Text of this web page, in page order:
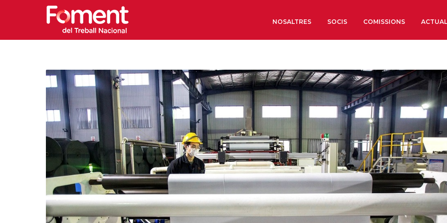
NOSALTRES
Òrgans de Govern
Òrgans Consultius
Estructura Executiva
Institut d’Estudis
Societat Barcelonesa
Econòmics i Socials
Organitzacions
Organitzacions
Coneix més
SOCIS COMISSIONS